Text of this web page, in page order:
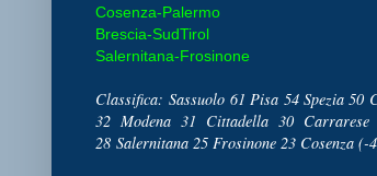
Cosenza-Palermo
Brescia-SudTirol
Salernitana-Frosinone
Classifica: Sassuolo 61 Pisa 54 Spezia 50
32 Modena 31 Cittadella 30
28 Salernitana 25 Frosinone 23 Cosenza (-